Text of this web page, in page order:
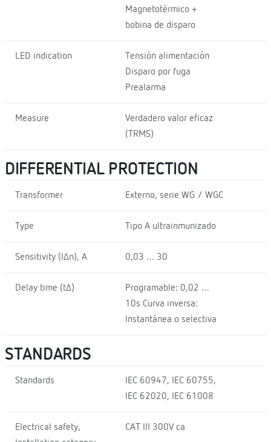
Magnetotérmico +
bobina de disparo
LED indication
Tensión alimentación
Disparo por fuga
Prealarma
Measure
Verdadero valor eficaz
(TRMS)
DIFFERENTIAL PROTECTION
Transformer Externo, serie WG / WGC
Type Tipo A ultrainmunizado
Sensitivity (I∆n), A 0,03 … 30
Delay time (t∆)
Programable: 0,02 …
10s Curva inversa:
Instantánea o selectiva
STANDARDS
Standards
IEC 60947, IEC 60755,
IEC 62020, IEC 61008
Electrical safety,
CAT III 300V ca